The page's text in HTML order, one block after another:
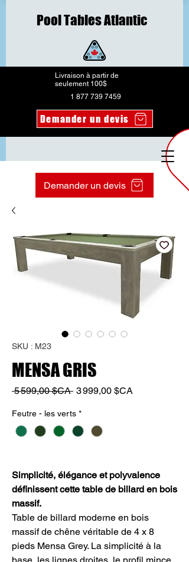
Livraison à partir de
seulement 100$
1 877 739 7459
Demander un devis
Pool Tables Atlantic
Demander un devis
SKU : M23
MENSA GRIS
5 599,00 $CA Prix
3 999,00 $CA
Feutre - les verts *
Simplicité, élégance et polyvalence
définissent cette table de billard en bois
massif.
Table de billard moderne en bois
massif de chêne véritable de 4 x 8
pieds Mensa Grey. La simplicité à la